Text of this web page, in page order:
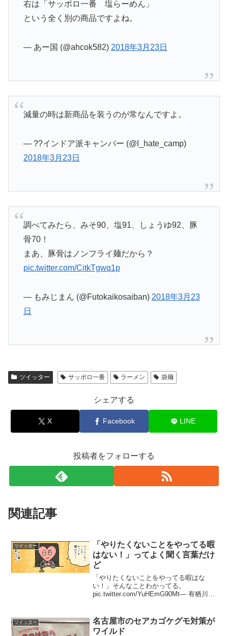
右は「サッポロ一番 塩らーめん」
という全く別の商品ですよね。
— あー国 (@ahcok582) 2018年3月23日
減量の時は新商品を装うのが常なんですよ。
— ??インドア派キャンパー (@I_hate_camp)
2018年3月23日
調べてみたら、みそ90、塩91、しょうゆ92、豚
骨70！
まあ、豚骨はノンフライ麺だから？
pic.twitter.com/CitkTgwq1p
— もみじまん (@Futokaikosaiban) 2018年3月23
日
ツイッター サッポロ一番 ラーメン 袋麺
シェアする
X Facebook LINE
投稿者をフォローする
関連記事
ツイッター
「やりたくないことをやってる暇
はない！」ってよく聞く言葉だけ
ど
「やりたくないことをやってる暇はな
い！」そんなことわかってる。
pic.twitter.com/YuHEmG90Mt— 有栖川ひ
ツイッター
名古屋市のセアカゴケグモ対策が
ワイルド